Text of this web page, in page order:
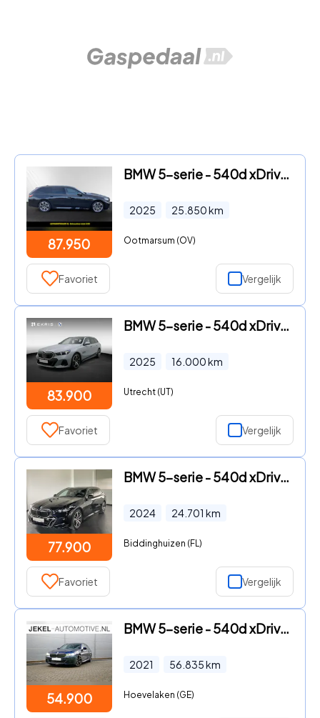
87.950
BMW 5-serie - 540d xDrive 286 PK M-Sport ACC Head-Up Trekhaak Bowers Wilki
2025 25.850km
Ootmarsum (OV)
Favoriet Vergelijk
83.900
BMW 5-serie - 540d xDrive M Sportpakket Pro | Innovation Pack | Driving As
2025 16.000km
Utrecht (UT)
Favoriet Vergelijk
77.900
BMW 5-serie - 540d xDrive M-SPORT Pro * LED, PANORAMA, LEDER, 20-inch LMV,
2024 24.701 km
Biddinghuizen (FL)
Favoriet Vergelijk
54.900
BMW 5-serie - 540d xDrive M-Sport Stoelventilatie, Panoramadak, H/K Geluid
2021 56.835km
Hoevelaken (GE)